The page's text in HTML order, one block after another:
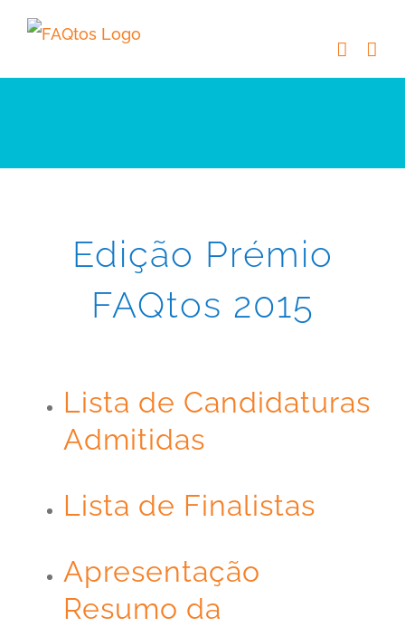
Skip
content
Edição Prémio
FAQtos 2015
Lista de Candidaturas
Admitidas
Lista de Finalistas
Apresentação
Resumo da